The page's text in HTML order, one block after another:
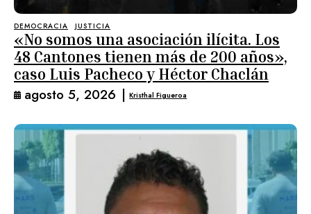
DEMOCRACIA JUSTICIA
«No somos una asociación ilícita. Los
48 Cantones tienen más de 200 años»,
caso Luis Pacheco y Héctor Chaclán
agosto 5, 2026 | Kristhal Figueroa